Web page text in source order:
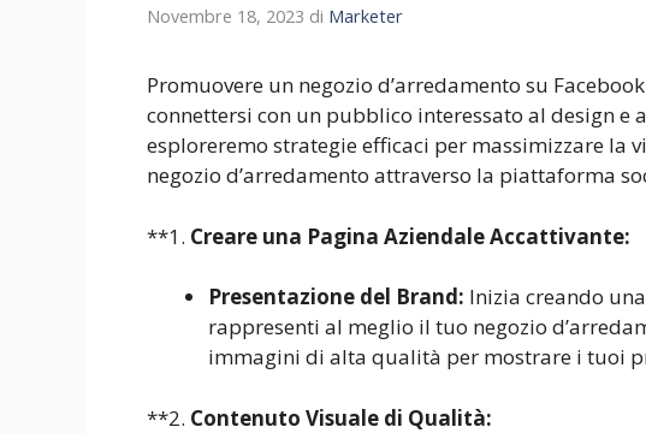
Novembre 18, 2023 di Marketer
Promuovere un negozio d’arredamento su
connettersi con un pubblico interessato al design e
esploreremo strategie efficaci per massimizzare la
negozio d’arredamento attraverso la piattaforma
**1. Creare una Pagina Aziendale Accattivante:
Presentazione del Brand: Inizia creando
rappresenti al meglio il tuo negozio
immagini di alta qualità per mostrare i tuoi
**2. Contenuto Visuale di Qualità: